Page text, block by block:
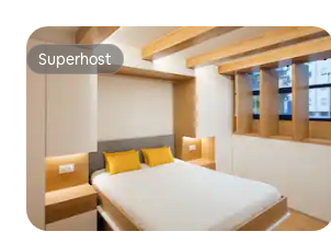
Superhost
Superhost